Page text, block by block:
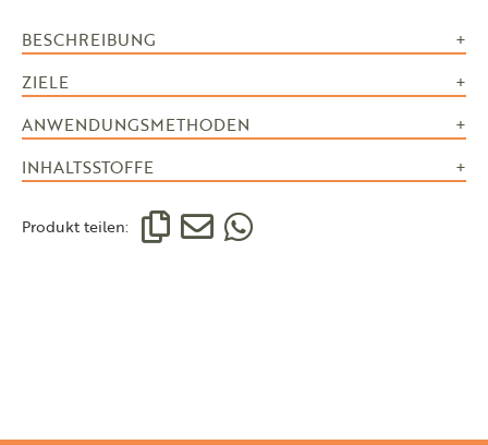
BESCHREIBUNG
ZIELE
ANWENDUNGSMETHODEN
INHALTSSTOFFE
Produkt teilen: